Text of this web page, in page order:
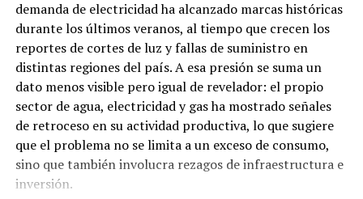
el pago de impuestos correspondientes. Este esquema
opera con la presunta complicidad de autoridades
aduaneras que facilitan el paso de mercancía con
documentación engañosa en diversos puntos de
Tamaulipas.
La titular de la FGR, Ernestina Godoy, ha señalado que el
combustible ilegal que ingresa desde Estados Unidos a
través de la frontera de Tamaulipas tiene como destino
principal los estados de Coahuila, Durango y Zacatecas.
demanda de electricidad ha alcanzado marcas históricas
durante los últimos veranos, al tiempo que crecen los
reportes de cortes de luz y fallas de suministro en
distintas regiones del país. A esa presión se suma un
dato menos visible pero igual de revelador: el propio
sector de agua, electricidad y gas ha mostrado señales
de retroceso en su actividad productiva, lo que sugiere
que el problema no se limita a un exceso de consumo,
sino que también involucra rezagos de infraestructura e
inversión.